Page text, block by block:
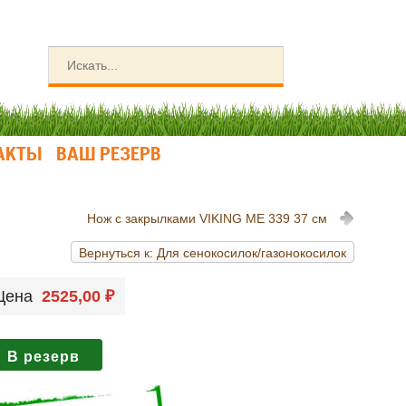
ВАШ РЕЗЕРВ
Нож с закрылками VIKING МЕ 339 37 см
Вернуться к: Для сенокосилок/газонокосилок
2525,00 ₽